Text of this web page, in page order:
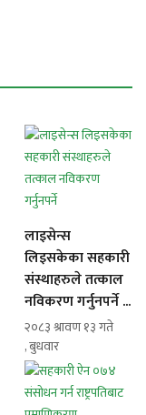
लाइसेन्स
लिइसकेका सहकारी
संस्थाहरुले तत्काल
नविकरण गर्नुनपर्ने ...
२०८३ श्रावण १३ गते
, बुधवार